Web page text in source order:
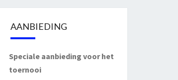
AANBIEDING
Speciale aanbieding voor het
toernooi